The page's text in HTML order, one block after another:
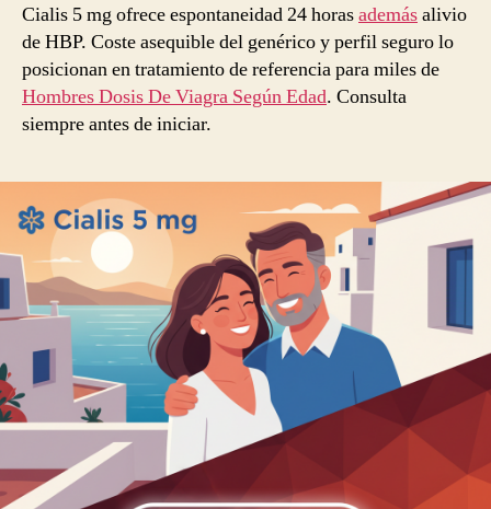
Cialis 5 mg ofrece espontaneidad 24 horasademásalivio
de HBP. Coste asequible del genérico y perfil seguro lo
posicionan en tratamiento de referencia para miles de
Hombres Dosis De Viagra Según Edad. Consulta
siempre antes de iniciar.